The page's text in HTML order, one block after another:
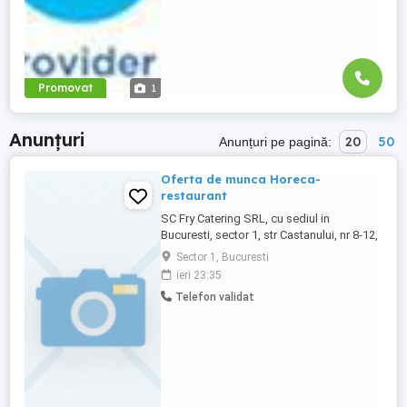
Promovat 1
Anunțuri Anunțuri pe pagină: 20 50
Oferta de munca Horeca-
restaurant
SC Fry Catering SRL, cu sediul in
Bucuresti, sector 1, str Castanului, nr 8-12,
ap 1, angajeaza femeie de serviciu-1 post-
COR 911201 si bucatar-1 post- COR
512001. Persoanele interesate pot trimite
cv-ul pe adresa de mail iar cele selectate
Sector 1, Bucuresti
ieri 23:35
Telefon validat